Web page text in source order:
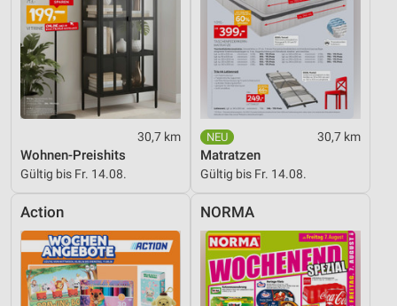
30,7 km
Wohnen-Preishits
Gültig bis Fr. 14.08.
30,7 km
Matratzen
Gültig bis Fr. 14.08.
Action NORMA